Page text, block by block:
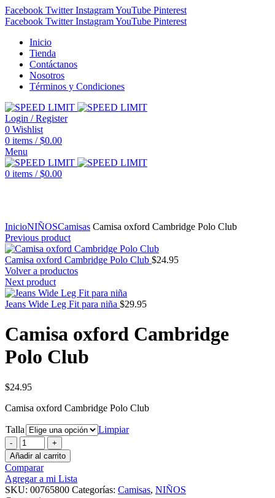
Facebook Twitter InstagramYouTube Pinterest
Facebook Twitter InstagramYouTube Pinterest
Inicio
Tienda
Contáctanos
Nosotros
Términos y Condiciones
Login / Register
0 Wishlist
0 items / $0.00
Menu
0 items / $0.00
InicioNIÑOSCamisas Camisa oxford Cambridge Polo Club
Previous product
Camisa oxford Cambridge Polo Club $24.95
Volver a productos
Next product
Jeans Wide Leg Fit para niña $29.95
Camisa oxford Cambridge
Polo Club
$24.95
Camisa oxford Cambridge Polo Club
Talla
Limpiar
Camisa
oxford
Cambridge
Polo
Club
Añadir al carrito
Comparar
Agregar a mi Lista
SKU: 00765800 Categorías: Camisas, NIÑOS